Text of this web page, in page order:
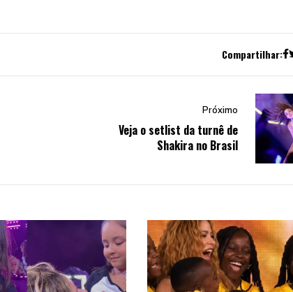
Compartilhar:
Próximo
Veja o setlist da turnê de
Shakira no Brasil